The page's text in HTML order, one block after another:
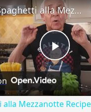
Play
Spaghetti alla Mezzanotte Recipe
alla Mezzanotte Recipe